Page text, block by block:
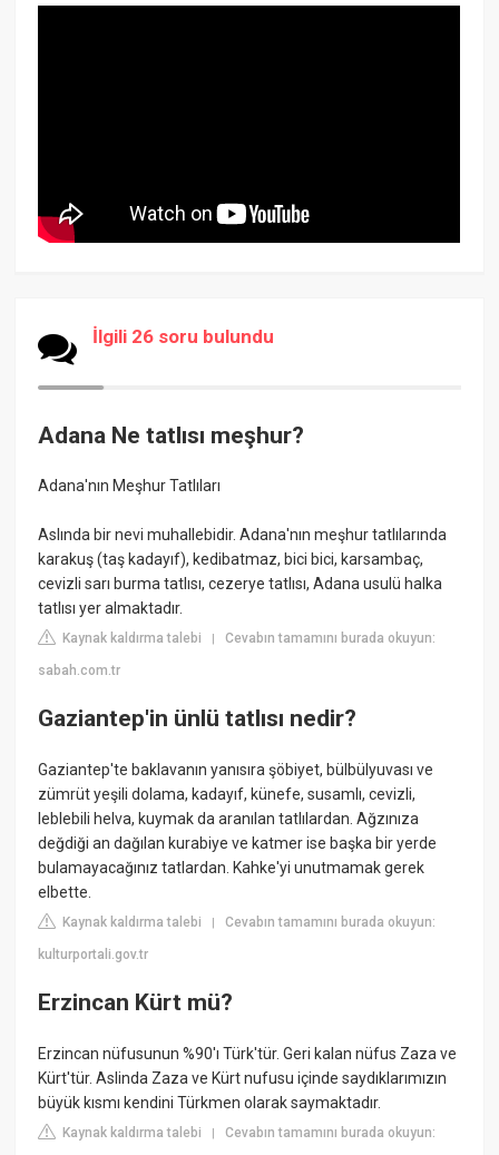
İlgili 26 soru bulundu
Adana Ne tatlısı meşhur?
Adana'nın Meşhur Tatlıları
Aslında bir nevi muhallebidir. Adana'nın meşhur tatlılarında
karakuş (taş kadayıf), kedibatmaz, bici bici, karsambaç,
cevizli sarı burma tatlısı, cezerye tatlısı, Adana usulü halka
tatlısı yer almaktadır.
Kaynak kaldırma talebi |Cevabın tamamını burada okuyun:
sabah.com.tr
Gaziantep'in ünlü tatlısı nedir?
Gaziantep'te baklavanın yanısıra şöbiyet, bülbülyuvası ve
zümrüt yeşili dolama, kadayıf, künefe, susamlı, cevizli,
leblebili helva, kuymak da aranılan tatlılardan. Ağzınıza
değdiği an dağılan kurabiye ve katmer ise başka bir yerde
bulamayacağınız tatlardan. Kahke'yi unutmamak gerek
elbette.
Kaynak kaldırma talebi |Cevabın tamamını burada okuyun:
kulturportali.gov.tr
Erzincan Kürt mü?
Erzincan nüfusunun %90'ı Türk'tür. Geri kalan nüfus Zaza ve
Kürt'tür. Aslinda Zaza ve Kürt nufusu içinde saydıklarımızın
büyük kısmı kendini Türkmen olarak saymaktadır.
Kaynak kaldırma talebi |Cevabın tamamını burada okuyun: